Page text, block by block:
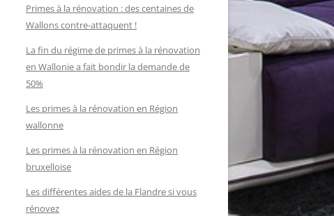
Primes à la rénovation : des centaines de
Wallons contre-attaquent !
La fin du régime de primes à la rénovation
en Wallonie a fait bondir la demande de
50%
Les primes à la rénovation en Région
wallonne
Les primes à la rénovation en Région
bruxelloise
Les différentes aides de la Flandre si vous
rénovez